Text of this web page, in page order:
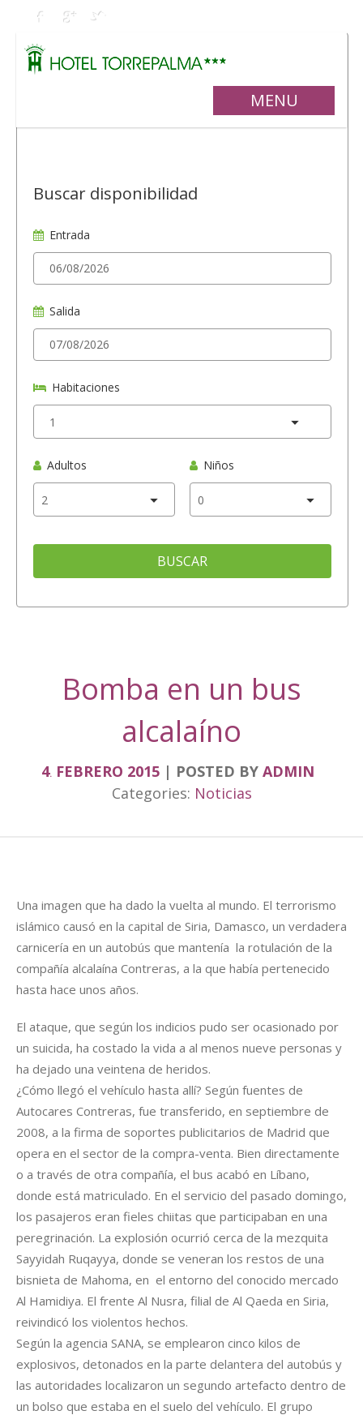
MENU
Buscar disponibilidad
Entrada
Salida
Habitaciones
Adultos Niños
BUSCAR
Bomba en un bus
alcalaíno
4. FEBRERO 2015 POSTED BY ADMIN
Categories: Noticias
Una imagen que ha dado la vuelta al mundo. El terrorismo
islámico causó en la capital de Siria, Damasco, un verdadera
carnicería en un autobús que mantenía la rotulación de la
compañía alcalaína Contreras, a la que había pertenecido
hasta hace unos años.
El ataque, que según los indicios pudo ser ocasionado por
un suicida, ha costado la vida a al menos nueve personas y
ha dejado una veintena de heridos.
¿Cómo llegó el vehículo hasta allí? Según fuentes de
Autocares Contreras, fue transferido, en septiembre de
2008, a la firma de soportes publicitarios de Madrid que
opera en el sector de la compra-venta. Bien directamente
o a través de otra compañía, el bus acabó en Líbano,
donde está matriculado. En el servicio del pasado domingo,
los pasajeros eran fieles chiitas que participaban en una
peregrinación. La explosión ocurrió cerca de la mezquita
Sayyidah Ruqayya, donde se veneran los restos de una
bisnieta de Mahoma, en el entorno del conocido mercado
Al Hamidiya. El frente Al Nusra, filial de Al Qaeda en Siria,
reivindicó los violentos hechos.
Según la agencia SANA, se emplearon cinco kilos de
explosivos, detonados en la parte delantera del autobús y
las autoridades localizaron un segundo artefacto dentro de
un bolso que estaba en el suelo del vehículo. El grupo